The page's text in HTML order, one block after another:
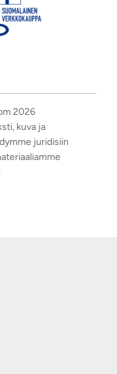
2026
kuva ja
juridisiin